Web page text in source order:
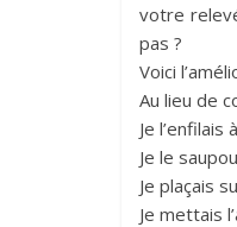
votre
pas ?
Voici
Au lieu de
Je
Je le
Je plaçais
Je mettais